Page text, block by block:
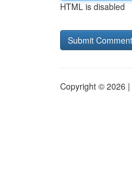
HTML is disabled
Copyright © 2026 |